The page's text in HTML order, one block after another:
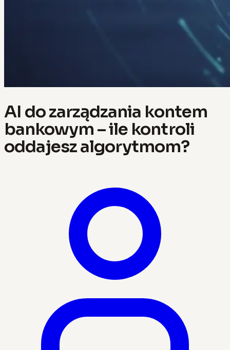
AI do zarządzania kontem
bankowym – ile kontroli
oddajesz algorytmom?